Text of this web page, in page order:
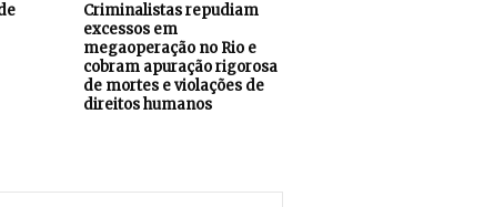
Criminalistas repudiam
excessos em
megaoperação no Rio e
cobram apuração rigorosa
de mortes e violações de
direitos humanos